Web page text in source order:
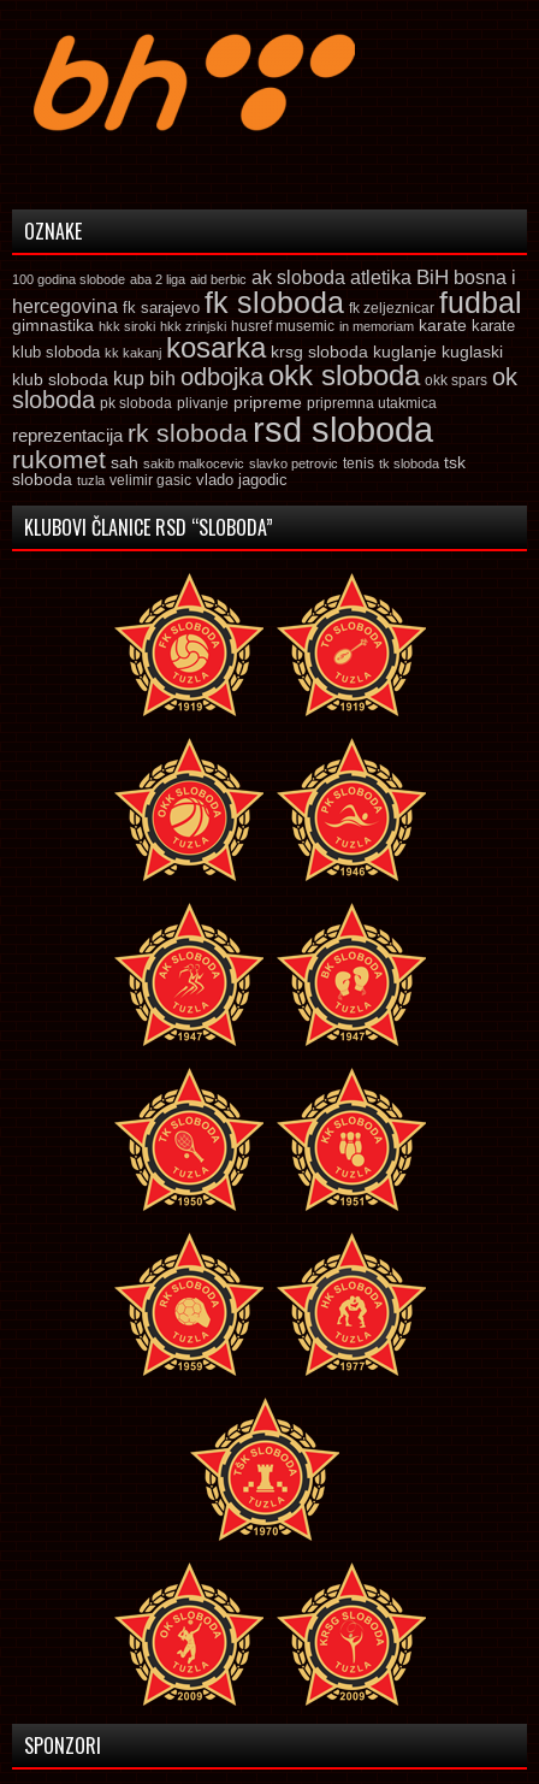
OZNAKE
100 godina slobode aba 2 liga aid berbic ak sloboda atletika BiH bosna i
hercegovina fk sarajevo fk sloboda fk zeljeznicar fudbal
gimnastika hkk siroki hkk zrinjski husref musemic in memoriam karate karate
klub sloboda kk kakanj kosarka krsg sloboda kuglanje kuglaski
klub sloboda kup bih odbojka okk sloboda okk spars ok
sloboda pk sloboda plivanje pripreme pripremna utakmica
reprezentacija rk sloboda rsd sloboda
rukomet sah sakib malkocevic slavko petrovic tenis tk sloboda tsk
sloboda tuzla velimir gasic vlado jagodic
KLUBOVI ČLANICE RSD “SLOBODA”
SPONZORI